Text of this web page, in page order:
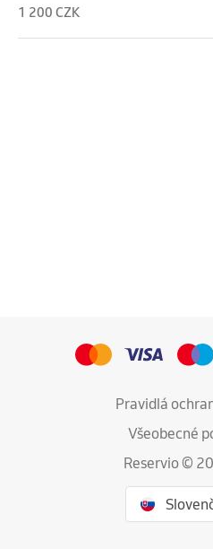
1 200 CZK
Pravidlá
Všeobecné
Reservio ©